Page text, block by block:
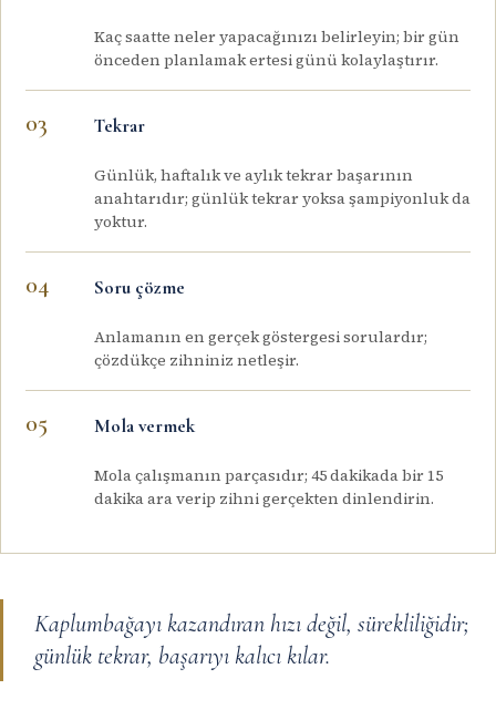
Kaç saatte neler yapacağınızı belirleyin; bir gün
önceden planlamak ertesi günü kolaylaştırır.
Tekrar
Günlük, haftalık ve aylık tekrar başarının
anahtarıdır; günlük tekrar yoksa şampiyonluk da
yoktur.
Soru çözme
Anlamanın en gerçek göstergesi sorulardır;
çözdükçe zihniniz netleşir.
Mola vermek
Mola çalışmanın parçasıdır; 45 dakikada bir 15
dakika ara verip zihni gerçekten dinlendirin.
Kaplumbağayı kazandıran hızı değil, sürekliliğidir;
günlük tekrar, başarıyı kalıcı kılar.